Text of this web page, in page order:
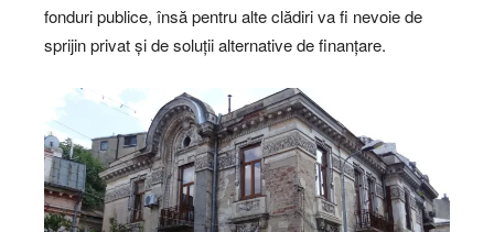
fonduri publice, însă pentru alte clădiri va fi nevoie de
sprijin privat și de soluții alternative de finanțare.